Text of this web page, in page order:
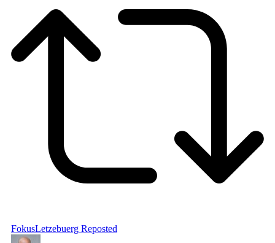
FokusLetzebuerg Reposted